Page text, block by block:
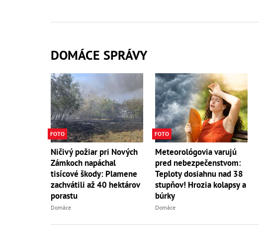
DOMÁCE SPRÁVY
FOTO
Ničivý požiar pri Nových
Zámkoch napáchal
tisícové škody: Plamene
zachvátili až 40 hektárov
porastu
Domáce
FOTO
Meteorológovia varujú
pred nebezpečenstvom:
Teploty dosiahnu nad 38
stupňov! Hrozia kolapsy a
búrky
Domáce